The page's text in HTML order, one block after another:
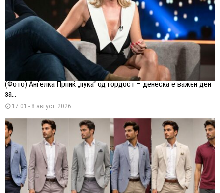
(Фото) Анѓелка Прпиќ „пука“ од гордост – денеска е важен ден
за...
17:01 - 8 август, 2026